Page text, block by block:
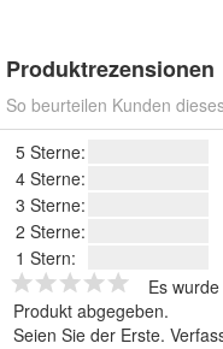
Produktrezensionen
So beurteilen Kunden
5 Sterne:
4 Sterne:
3 Sterne:
2 Sterne:
1 Stern:
Es
Produkt abgegeben.
Seien Sie der Erste.